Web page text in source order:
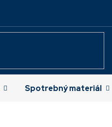
Spotrebný materiál